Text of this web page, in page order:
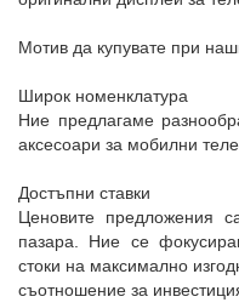
Мотив да купувате при
Широк номенклатура
Ние предлагаме
аксесоари за мобилни
Достъпни ставки
Ценовите предложения
пазара. Ние се
стоки на максимално
съотношение за